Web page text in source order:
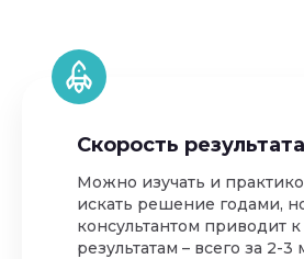
Скорость результата
Можно изучать и
искать решение годами,
консультантом приводит
результатам – всего за 2-3